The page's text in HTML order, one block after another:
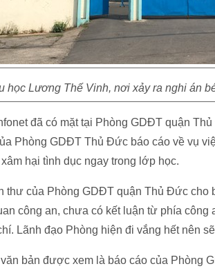
học Lương Thế Vinh, nơi xảy ra nghi án
đã có mặt tại Phòng GDĐT quận
Phòng GDĐT Thủ Đức báo cáo về vụ
hại tình dục ngay trong lớp học.
thư của Phòng GDĐT quận Thủ Đức cho
công an, chưa có kết luận từ phía
Lãnh đạo Phòng hiện đi vắng hết nên
bản được xem là báo cáo của Phòng